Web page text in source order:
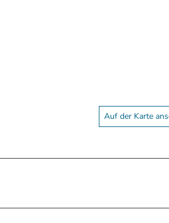
Auf der Karte